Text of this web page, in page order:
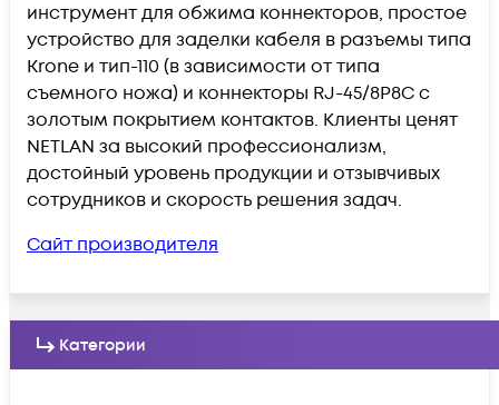
инструмент для обжима коннекторов, простое
устройство для заделки кабеля в разъемы типа
Krone и тип-110 (в зависимости от типа
съемного ножа) и коннекторы RJ-45/8P8C с
золотым покрытием контактов. Клиенты ценят
NETLAN за высокий профессионализм,
достойный уровень продукции и отзывчивых
сотрудников и скорость решения задач.
Сайт производителя
Категории